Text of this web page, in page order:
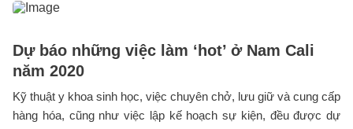
Dự báo những việc làm ‘hot’ ở Nam Cali
năm 2020
Kỹ thuật y khoa sinh học, việc chuyên chở, lưu giữ và cung cấp
hàng hóa, cũng như việc lập kế hoạch sự kiện, đều được dự